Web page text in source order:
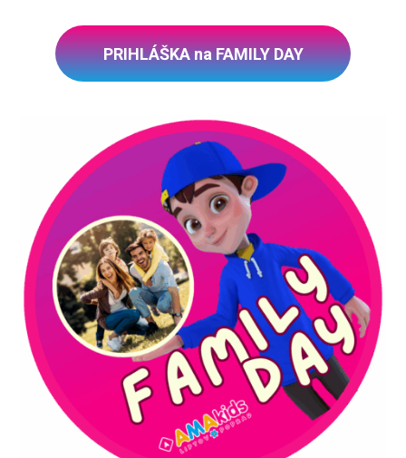
PRIHLÁŠKA na FAMILY DAY